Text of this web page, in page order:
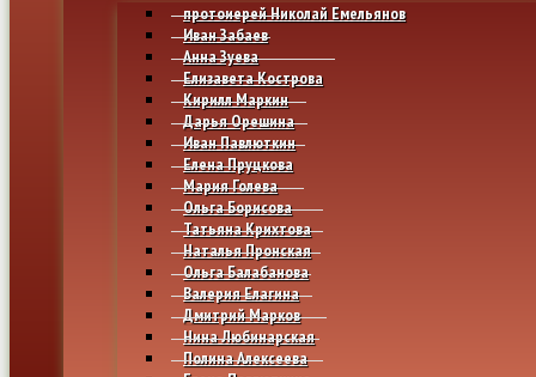
протоиерей Николай Емельянов
Иван Забаев
Анна Зуева
Елизавета Кострова
Кирилл Маркин
Дарья Орешина
Иван Павлюткин
Елена Пруцкова
Мария Голева
Ольга Борисова
Татьяна Крихтова
Наталья Пронская
Ольга Балабанова
Валерия Елагина
Дмитрий Марков
Нина Любинарская
Полина Алексеева